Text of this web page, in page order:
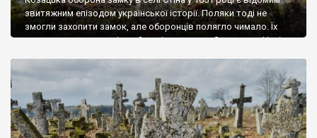
звитяжним епізодом української історії. Поляки тоді не
змогли захопити замок, але оборонців полягло чимало. Їх
поховали на цвинтарі, який тоді називався Замковим. Нині на
ньому чимало хрестів 19 століття, є такі, де епітафії стер […]